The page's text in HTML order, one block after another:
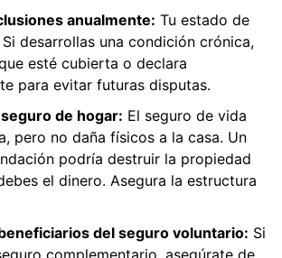
anualmente: Tu estado de
desarrollas una condición crónica,
esté cubierta o declara
para evitar futuras disputas.
de hogar: El seguro de vida
pero no daña físicos a la casa. Un
podría destruir la propiedad
el dinero. Asegura la estructura
del seguro voluntario: Si